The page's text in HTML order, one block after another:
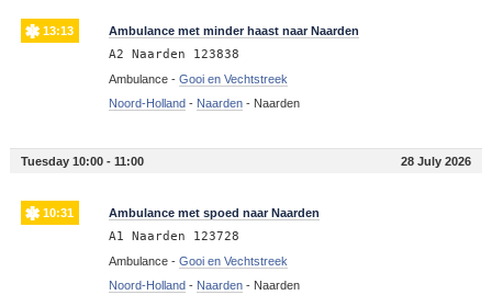
13:13 Ambulance met minder haast naar Naarden
A2 Naarden 123838
Ambulance - Gooi en Vechtstreek
Noord-Holland- Naarden- Naarden
Tuesday 10:00 - 11:00 28 July 2026
10:31 Ambulance met spoed naar Naarden
A1 Naarden 123728
Ambulance - Gooi en Vechtstreek
Noord-Holland- Naarden- Naarden